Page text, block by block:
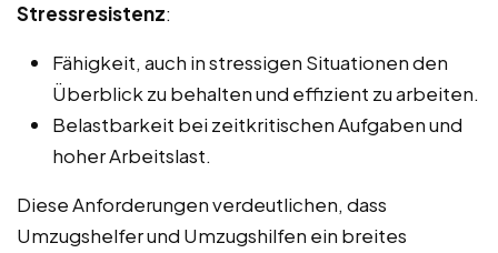
Stressresistenz:
Fähigkeit, auch in stressigen Situationen den
Überblick zu behalten und effizient zu arbeiten.
Belastbarkeit bei zeitkritischen Aufgaben und
hoher Arbeitslast.
Diese Anforderungen verdeutlichen, dass
Umzugshelfer und Umzugshilfen ein breites